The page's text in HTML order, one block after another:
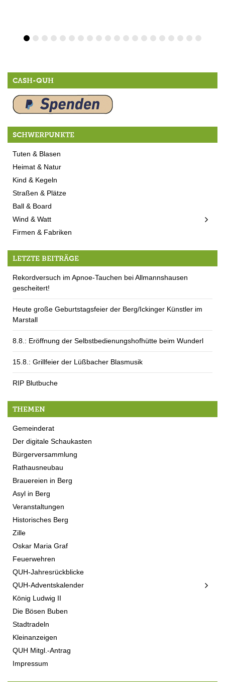
CASH-QUH
SCHWERPUNKTE
Tuten & Blasen
Heimat & Natur
Kind & Kegeln
Straßen & Plätze
Ball & Board
Wind & Watt
Firmen & Fabriken
LETZTE BEITRÄGE
Rekordversuch im Apnoe-Tauchen bei Allmannshausen
gescheitert!
Heute große Geburtstagsfeier der Berg/Ickinger Künstler im
Marstall
8.8.: Eröffnung der Selbstbedienungshofhütte beim Wunderl
15.8.: Grillfeier der Lüßbacher Blasmusik
RIP Blutbuche
THEMEN
Gemeinderat
Der digitale Schaukasten
Bürgerversammlung
Rathausneubau
Brauereien in Berg
Asyl in Berg
Veranstaltungen
Historisches Berg
Zille
Oskar Maria Graf
Feuerwehren
QUH-Jahresrückblicke
QUH-Adventskalender
König Ludwig II
Die Bösen Buben
Stadtradeln
Kleinanzeigen
QUH Mitgl.-Antrag
Impressum